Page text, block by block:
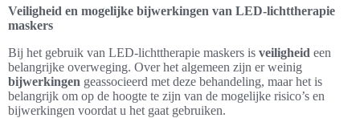
Veiligheid en mogelijke bijwerkingen van LED-lichttherapie
maskers
Bij het gebruik van LED-lichttherapie maskers is veiligheid een
belangrijke overweging. Over het algemeen zijn er weinig
bijwerkingen geassocieerd met deze behandeling, maar het is
belangrijk om op de hoogte te zijn van de mogelijke risico’s en
bijwerkingen voordat u het gaat gebruiken.